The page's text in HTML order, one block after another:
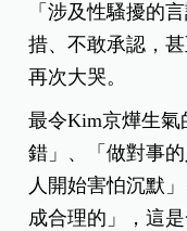
「涉及性騷擾的
措、不敢承認，
再次大哭。
最令Kim京燁生氣
錯」、「做對事
人開始害怕沉默
成合理的」，這